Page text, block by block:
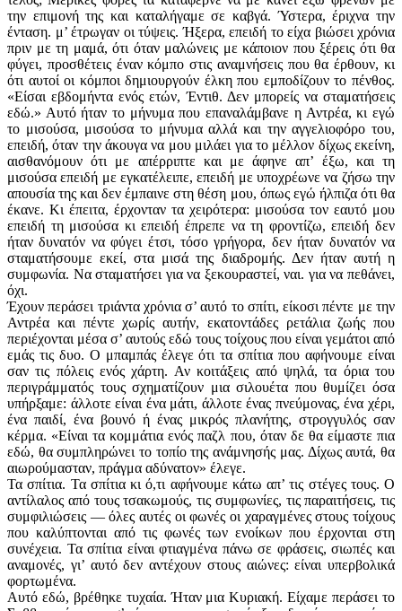
την επιμονή της και καταλήγαμε σε καβγά. Ύστερα, έριχνα την
ένταση. μ’ έτρωγαν οι τύψεις. Ήξερα, επειδή το είχα βιώσει χρόνια
πριν με τη μαμά, ότι όταν μαλώνεις με κάποιον που ξέρεις ότι θα
φύγει, προσθέτεις έναν κόμπο στις αναμνήσεις που θα έρθουν, κι
ότι αυτοί οι κόμποι δημιουργούν έλκη που εμποδίζουν το πένθος.
«Είσαι εβδομήντα ενός ετών, Έντιθ. Δεν μπορείς να σταματήσεις
εδώ.» Αυτό ήταν το μήνυμα που επαναλάμβανε η Αντρέα, κι εγώ
το μισούσα, μισούσα το μήνυμα αλλά και την αγγελιοφόρο του,
επειδή, όταν την άκουγα να μου μι­λάει για το μέλλον δίχως εκείνη,
αισθανόμουν ότι με απέρριπτε και με άφηνε απ’ έξω, και τη
μισούσα επειδή με εγκατέλειπε, επειδή με υποχρέωνε να ζήσω την
απουσία της και δεν έμπαινε στη θέση μου, όπως εγώ ήλπιζα ότι θα
έκανε. Κι έπειτα, έρχονταν τα χειρότερα: μισούσα τον εαυτό μου
επειδή τη μισούσα κι επειδή έπρεπε να τη φροντίζω, επειδή δεν
ήταν δυνατόν να φύγει έτσι, τόσο γρήγορα, δεν ήταν δυνατόν να
σταματήσουμε εκεί, στα μισά της διαδρομής. Δεν ήταν αυτή η
συμφωνία. Να σταματήσει για να ξεκουραστεί, ναι. για να πεθάνει,
όχι.
Έχουν περάσει τριάντα χρόνια σ’ αυτό το σπίτι, είκοσι πέντε με την
Αντρέα και πέντε χωρίς αυτήν, εκατοντάδες ρετάλια ζωής που
περιέχονται μέσα σ’ αυτούς εδώ τους τοίχους που είναι γεμάτοι από
εμάς τις δυο. Ο μπαμπάς έλεγε ότι τα σπίτια που αφήνουμε είναι
σαν τις πόλεις ενός χάρτη. Αν κοιτάξεις από ψηλά, τα όρια του
περιγράμματός τους σχηματίζουν μια σιλουέτα που θυμίζει όσα
υπήρξαμε: άλλοτε είναι ένα μάτι, άλλοτε ένας πνεύμονας, ένα χέρι,
ένα παιδί, ένα βουνό ή ένας μικρός πλανήτης, στρογγυλός σαν
κέρμα. «Είναι τα κομμάτια ενός παζλ που, όταν δε θα είμαστε πια
εδώ, θα συμπληρώνει το τοπίο της ανάμνησής μας. Δίχως αυτά, θα
αιωρούμασταν, πράγμα αδύνατον» έλεγε.
Τα σπίτια. Τα σπίτια κι ό,τι αφήνουμε κάτω απ’ τις στέγες τους. Ο
αντίλαλος από τους τσακωμούς, τις συμφω­νίες, τις παραιτήσεις, τις
συμφιλιώσεις — όλες αυτές οι φωνές οι χαραγμένες στους τοίχους
που καλύπτονται από τις φωνές των ενοίκων που έρχονται στη
συνέχεια. Τα σπίτια είναι φτιαγμένα πάνω σε φράσεις, σιωπές και
αναμονές, γι’ αυτό δεν αντέχουν στους αιώνες: είναι υπερβολικά
φορτωμένα.
Αυτό εδώ, βρέθηκε τυχαία. Ήταν μια Κυριακή. Είχαμε περάσει το